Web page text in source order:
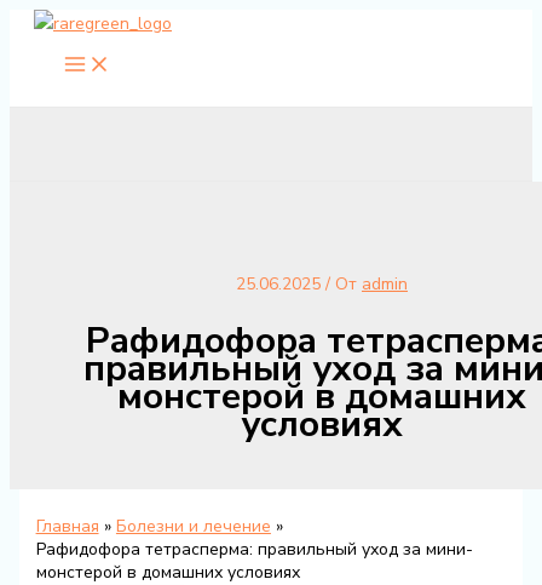
Перейти
содержимому
25.06.2025 / От admin
Рафидофора
правильный уход за
монстерой в домашних
условиях
Главная
Болезни и лечение
Рафидофора тетрасперма: правильный уход за мини-
монстерой в домашних условиях